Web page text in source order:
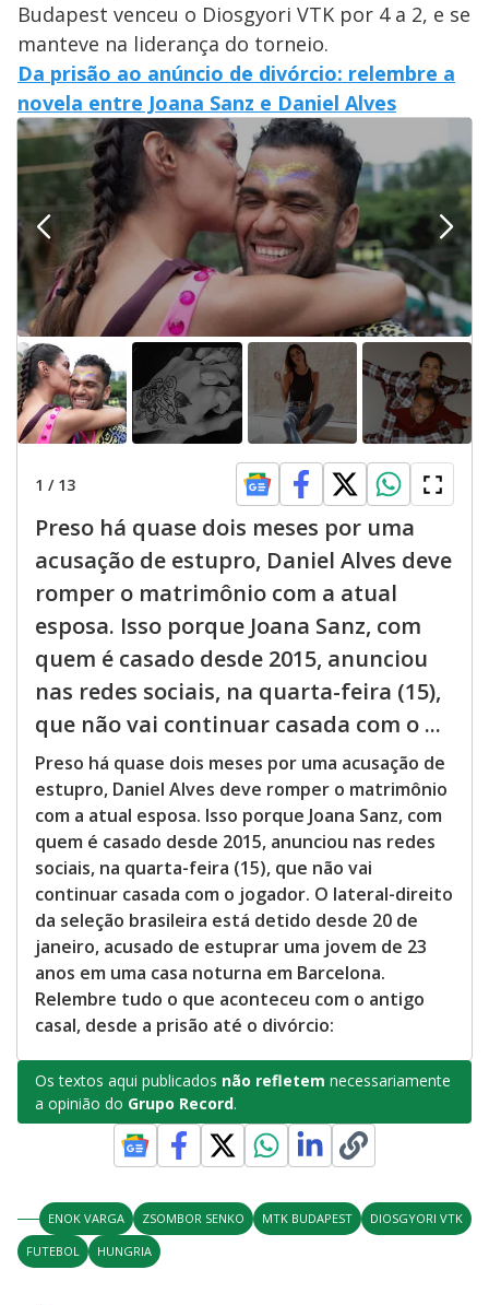
Budapest venceu o Diosgyori VTK por 4 a 2, e se
manteve na liderança do torneio.
Da prisão ao anúncio de divórcio: relembre a
novela entre Joana Sanz e Daniel Alves
1 / 13
Preso há quase dois meses por uma
acusação de estupro, Daniel Alves deve
romper o matrimônio com a atual
esposa. Isso porque Joana Sanz, com
quem é casado desde 2015, anunciou
nas redes sociais, na quarta-feira (15),
que não vai continuar casada com o ...
Preso há quase dois meses por uma acusação de
estupro, Daniel Alves deve romper o matrimônio
com a atual esposa. Isso porque Joana Sanz, com
quem é casado desde 2015, anunciou nas redes
sociais, na quarta-feira (15), que não vai
continuar casada com o jogador. O lateral-direito
da seleção brasileira está detido desde 20 de
janeiro, acusado de estuprar uma jovem de 23
anos em uma casa noturna em Barcelona.
Relembre tudo o que aconteceu com o antigo
casal, desde a prisão até o divórcio:
Os textos aqui publicados não refletem necessariamente
a opinião do Grupo Record.
ENOK VARGA ZSOMBOR SENKO MTK BUDAPEST
DIOSGYORI VTK
FUTEBOL
HUNGRIA